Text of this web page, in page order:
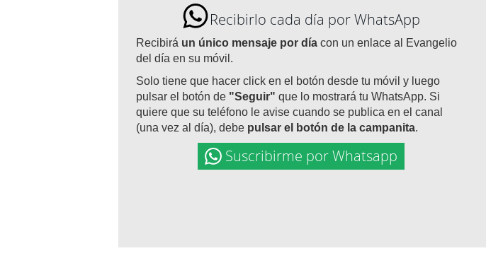
Recibirlo cada día por WhatsApp
Recibirá un único mensaje por día con un enlace al Evangelio
del día en su móvil.
Solo tiene que hacer click en el botón desde tu móvil y luego
pulsar el botón de "Seguir" que lo mostrará tu WhatsApp. Si
quiere que su teléfono le avise cuando se publica en el canal
(una vez al día), debe pulsar el botón de la campanita.
Suscribirme por Whatsapp